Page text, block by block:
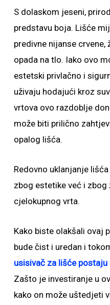
S dolaskom jeseni,
predstavu boja. Lišće
predivne nijanse crvene,
opada na tlo. Iako ovo
estetski privlačno i
uživaju hodajući kroz
vrtova ovo razdoblje
može biti prilično
opalog lišća.
Redovno uklanjanje
zbog estetike već i zbog
cjelokupnog vrta.
Kako biste olakšali ovaj
bude čist i uredan i
usisivač za lišće postaju
Zašto je investiranje u
kako on može uštedjeti